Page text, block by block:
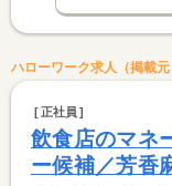
ハローワーク求人（掲載元
正社員
飲食店のマネ
ー候補／芳香